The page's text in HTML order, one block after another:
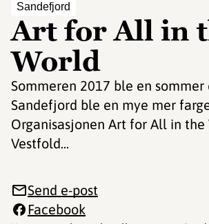
Sandefjord
Art for All in
World
Sommeren 2017 ble en sommer
Sandefjord ble en mye mer
Organisasjonen Art for All in the
Vestfold...
Send e-post
Facebook